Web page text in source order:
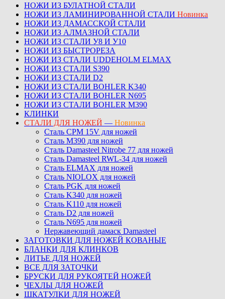
НОЖИ ИЗ БУЛАТНОЙ СТАЛИ
НОЖИ ИЗ ЛАМИНИРОВАННОЙ СТАЛИ Новинка
НОЖИ ИЗ ДАМАССКОЙ СТАЛИ
НОЖИ ИЗ АЛМАЗНОЙ СТАЛИ
НОЖИ ИЗ СТАЛИ У8 И У10
НОЖИ ИЗ БЫСТРОРЕЗА
НОЖИ ИЗ СТАЛИ UDDEHOLM ELMAX
НОЖИ ИЗ СТАЛИ S390
НОЖИ ИЗ СТАЛИ D2
НОЖИ ИЗ СТАЛИ BOHLER K340
НОЖИ ИЗ СТАЛИ BOHLER N695
НОЖИ ИЗ СТАЛИ BOHLER M390
КЛИНКИ
СТАЛИ ДЛЯ НОЖЕЙ — Новинка
Сталь CPM 15V для ножей
Сталь M390 для ножей
Сталь Damasteel Nitrobe 77 для ножей
Сталь Damasteel RWL-34 для ножей
Сталь ELMAX для ножей
Сталь NIOLOX для ножей
Сталь PGK для ножей
Сталь K340 для ножей
Сталь K110 для ножей
Сталь D2 для ножей
Сталь N695 для ножей
Нержавеющий дамаск Damasteel
ЗАГОТОВКИ ДЛЯ НОЖЕЙ КОВАНЫЕ
БЛАНКИ ДЛЯ КЛИНКОВ
ЛИТЬЕ ДЛЯ НОЖЕЙ
ВСЕ ДЛЯ ЗАТОЧКИ
БРУСКИ ДЛЯ РУКОЯТЕЙ НОЖЕЙ
ЧЕХЛЫ ДЛЯ НОЖЕЙ
ШКАТУЛКИ ДЛЯ НОЖЕЙ